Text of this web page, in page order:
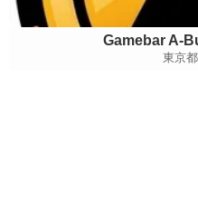
Gamebar A-
東京